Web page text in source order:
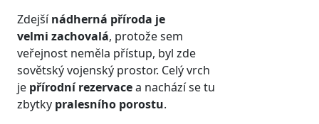
Zdejšínádherná příroda je
velmi zachovalá, protože sem
veřejnost neměla přístup, byl zde
sovětský vojenský prostor. Celý vrch
je přírodní rezervacea nachází se tu
zbytky pralesního porostu.